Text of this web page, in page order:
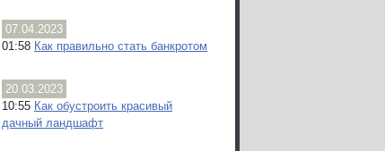
07.04.2023
01:58 Как правильно стать банкротом
20.03.2023
10:55 Как обустроить красивый
дачный ландшафт